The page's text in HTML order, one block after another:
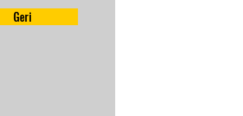
Geri